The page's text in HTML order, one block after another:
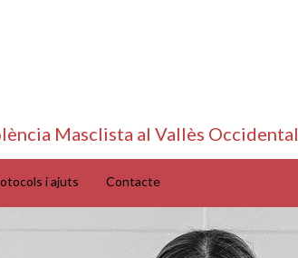
Masclista al Vallès Occidental
i ajuts Contacte